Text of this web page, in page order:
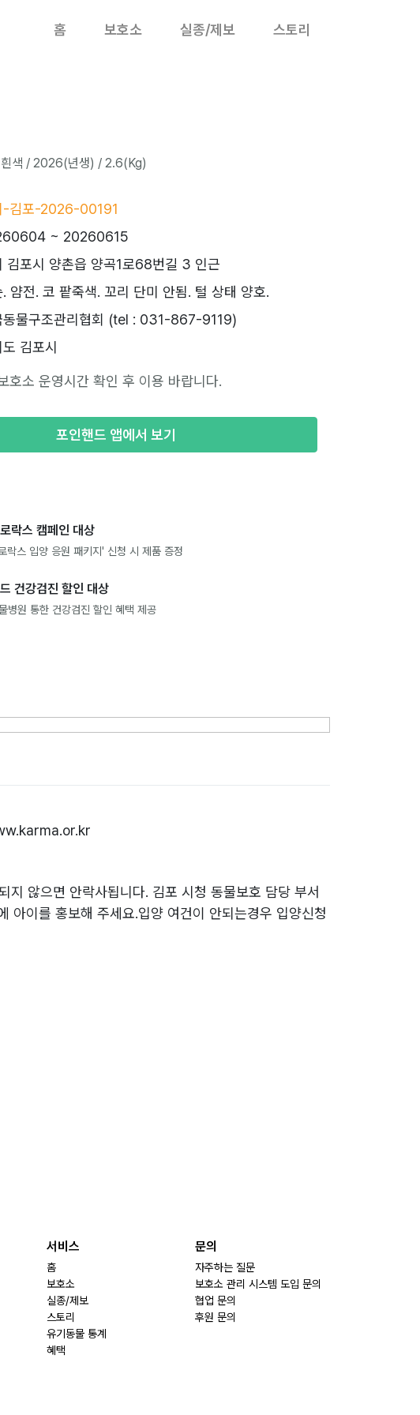
홈 보호소 실종/제보 스토리
색 / 2026(년생) / 2.6(Kg)
-김포-2026-00191
~ 20260615
김포시 양촌읍 양곡1로68번길 3 인근
. 얌전. 코 팥죽색. 꼬리 단미 안됨. 털 상태 양호.
동물구조관리협회 (tel : 031-867-9119)
김포시
호소 운영시간 확인 후 이용 바랍니다.
포인핸드 앱에서 보기
락스 캠페인 대상
락스 입양 응원 패키지' 신청 시 제품 증정
건강검진 할인 대상
병원 통한 건강검진 할인 혜택 제공
않으면 안락사됩니다. 김포 시청 동물보호 담당 부서
아이를 홍보해 주세요.입양 여건이 안되는경우 입양신청
서비스
홈
보호소
실종/제보
스토리
유기동물 통계
혜택
문의
자주하는 질문
보호소 관리 시스템 도입 문의
협업 문의
후원 문의